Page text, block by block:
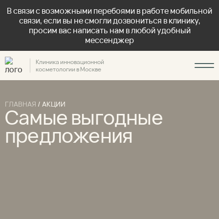
В связи с возможными перебоями в работе мобильной
связи, если вы не смогли дозвониться в клинику,
просим вас написать нам в любой удобный
мессенджер
Клиника инновационной
косметологии в Москве
ГЛАВНАЯ / АКЦИИ
Самые выгодные
предложения